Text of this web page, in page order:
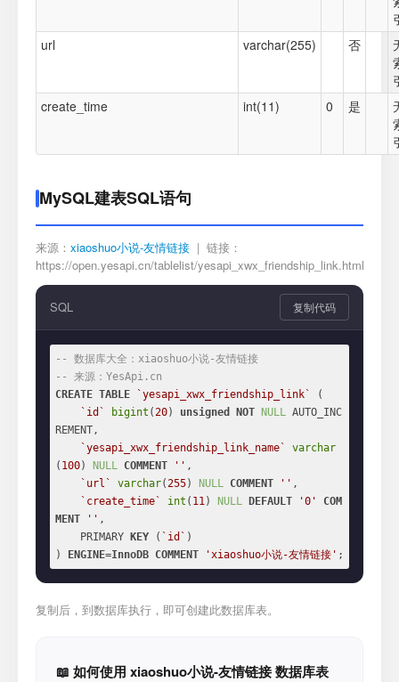
url
varchar(255) 否
create_time
int(11) 0 是
MySQL建表SQL语句
来源： xiaoshuo小说-友情链接 | 链接：
https://open.yesapi.cn/tablelist/yesapi_xwx_friendship_link.html
SQL 复制代码
-- 数据库大全：xiaoshuo小说-友情链接
-- 来源：YesApi.cn
CREATE TABLE `yesapi_xwx_friendship_link`
(
`id`
bigint (20) unsigned NOT NULL AUTO_INC
REMENT,
`yesapi_xwx_friendship_link_name`
varchar
( 100) NULL COMMENT '' ,
`url`
varchar(255) NULL COMMENT '' ,
`create_time`
int ( 11) NULL DEFAULT '0'
COM
MENT
'' ,
    PRIMARY
KEY ( `id` )
)
ENGINE=InnoDB COMMENT 'xiaoshuo小说-友情链接' ;
复制后，到数据库执行，即可创建此数据库表。
📖 如何使用 xiaoshuo小说-友情链接 数据库表